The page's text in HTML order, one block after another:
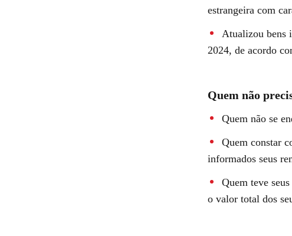
estrangeira com
Atualizou bens
2024, de acordo
Quem não
Quem não se
Quem constar
informados seus
Quem teve
o valor total dos